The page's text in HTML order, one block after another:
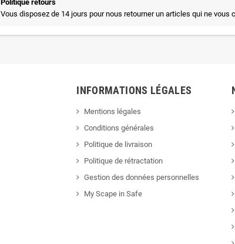
Politique retours
Vous disposez de 14 jours pour nous retourner un articles qui ne vous
INFORMATIONS LÉGALES
Mentions légales
Conditions générales
Politique de livraison
Politique de rétractation
Gestion des données personnelles
My Scape in Safe